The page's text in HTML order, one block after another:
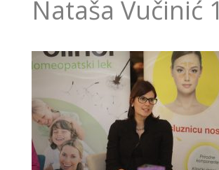
Nataša Vučinić